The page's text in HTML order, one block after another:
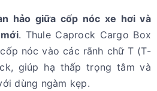
hảo giữa cốp nóc xe hơi và
. Thule Caprock Cargo Box
nóc vào các rãnh chữ T (T-
giúp hạ thấp trọng tâm và
dùng ngàm kẹp.